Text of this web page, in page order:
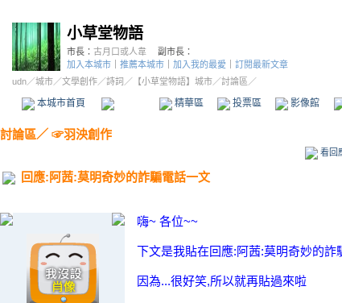
小草堂物語
市長： 古月口或人韋
副市長：
加入本城市
推薦本城市 加入我的最愛
訂閱最新文章
udn／城市／文學創作／詩詞 ／ 【小草堂物語】城市／討論區／
本城市首頁 精華區 投票區 影像館
討論區／ ☞羽泱創作
看回
回應:阿茜:莫明奇妙的詐騙電話一文
嗨~ 各位~~
下文是我貼在回應:阿茜:莫明奇妙的詐
因為...很好笑,所以就再貼過來啦